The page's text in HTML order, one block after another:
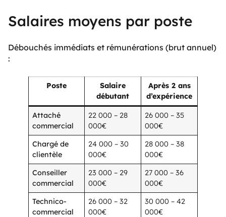
Salaires moyens par poste
Débouchés immédiats et rémunérations (brut annuel)
:
Poste
Salaire
débutant
Après 2 ans
d’expérience
Attaché
commercial
22 000 – 28
000€
26 000 – 35
000€
Chargé de
clientèle
24 000 – 30
000€
28 000 – 38
000€
Conseiller
commercial
23 000 – 29
000€
27 000 – 36
000€
Technico-
commercial
26 000 – 32
000€
30 000 – 42
000€